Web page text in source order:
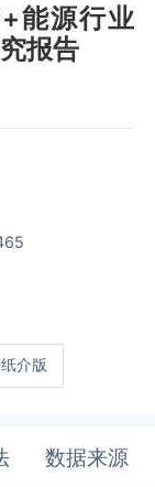
能源行业
报告
介版
数据来源